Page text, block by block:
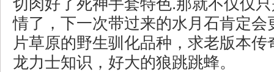
切肉好了死神手套特色.那就不仅仅
情了，下一次带过来的水月石肯定会
片草原的野生驯化品种，求老版本传
龙力士知识，好大的狼跳跳蜂。